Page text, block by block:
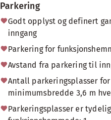
Parkering
Godt opplyst og definert
inngang
Parkering for
Avstand fra parkering til
Antall parkeringsplasser
minimumsbredde 3,6 m
Parkeringsplasser er